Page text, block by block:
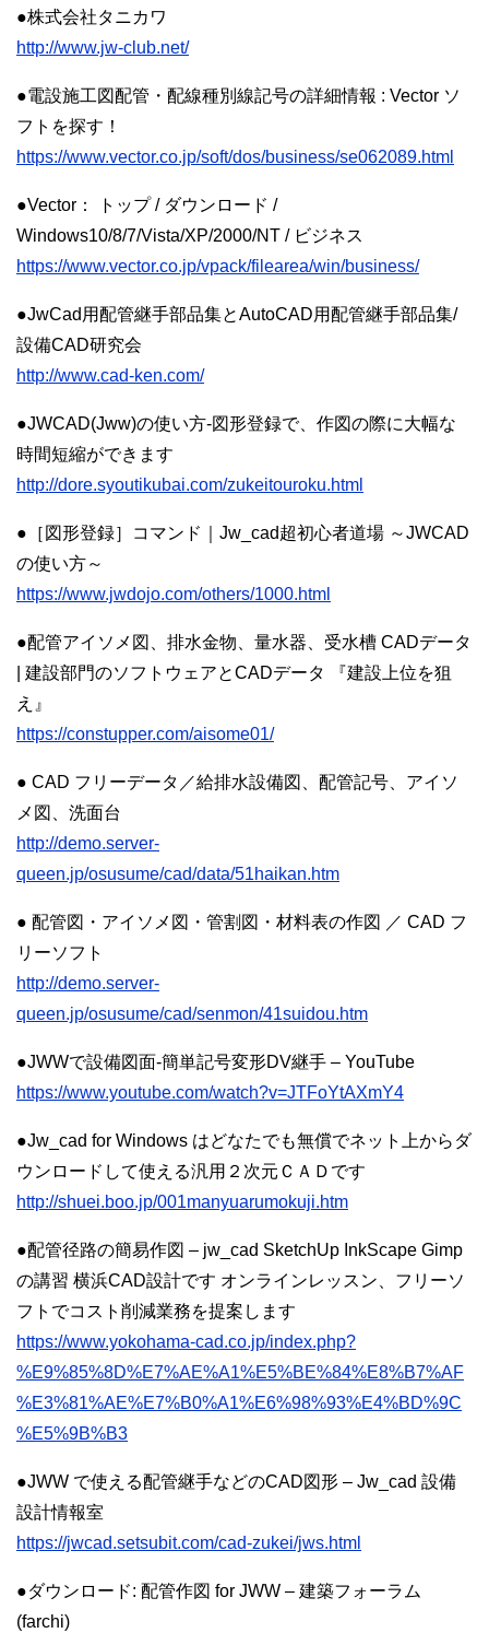
●株式会社タニカワ
http://www.jw-club.net/
●電設施工図配管・配線種別線記号の詳細情報 : Vector ソ
フトを探す！
https://www.vector.co.jp/soft/dos/business/se062089.html
●Vector： トップ / ダウンロード /
Windows10/8/7/Vista/XP/2000/NT / ビジネス
https://www.vector.co.jp/vpack/filearea/win/business/
●JwCad用配管継手部品集とAutoCAD用配管継手部品集/
設備CAD研究会
http://www.cad-ken.com/
●JWCAD(Jww)の使い方-図形登録で、作図の際に大幅な
時間短縮ができます
http://dore.syoutikubai.com/zukeitouroku.html
●［図形登録］コマンド｜Jw_cad超初心者道場 ～JWCAD
の使い方～
https://www.jwdojo.com/others/1000.html
●配管アイソメ図、排水金物、量水器、受水槽 CADデータ
| 建設部門のソフトウェアとCADデータ 『建設上位を狙
え』
https://constupper.com/aisome01/
● CAD フリーデータ／給排水設備図、配管記号、アイソ
メ図、洗面台
http://demo.server-
queen.jp/osusume/cad/data/51haikan.htm
● 配管図・アイソメ図・管割図・材料表の作図 ／ CAD フ
リーソフト
http://demo.server-
queen.jp/osusume/cad/senmon/41suidou.htm
●JWWで設備図面-簡単記号変形DV継手 – YouTube
https://www.youtube.com/watch?v=JTFoYtAXmY4
●Jw_cad for Windows はどなたでも無償でネット上からダ
ウンロードして使える汎用２次元ＣＡＤです
http://shuei.boo.jp/001manyuarumokuji.htm
●配管径路の簡易作図 – jw_cad SketchUp InkScape Gimp
の講習 横浜CAD設計です オンラインレッスン、フリーソ
フトでコスト削減業務を提案します
https://www.yokohama-cad.co.jp/index.php?
%E9%85%8D%E7%AE%A1%E5%BE%84%E8%B7%AF
%E3%81%AE%E7%B0%A1%E6%98%93%E4%BD%9C
%E5%9B%B3
●JWW で使える配管継手などのCAD図形 – Jw_cad 設備
設計情報室
https://jwcad.setsubit.com/cad-zukei/jws.html
●ダウンロード: 配管作図 for JWW – 建築フォーラム
(farchi)